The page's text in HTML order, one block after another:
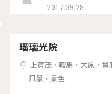
2017.09.28
瑠璃光院
上賀茂・鞍馬・大原・貴
風景・景色